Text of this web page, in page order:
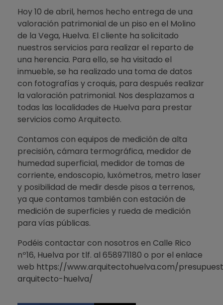
Hoy 10 de abril, hemos hecho entrega de una
valoración patrimonial de un piso en el Molino
de la Vega, Huelva. El cliente ha solicitado
nuestros servicios para realizar el reparto de
una herencia. Para ello, se ha visitado el
inmueble, se ha realizado una toma de datos
con fotografías y croquis, para después realizar
la valoración patrimonial. Nos desplazamos a
todas las localidades de Huelva para prestar
servicios como Arquitecto.
Contamos con equipos de medición de alta
precisión, cámara termográfica, medidor de
humedad superficial, medidor de tomas de
corriente, endoscopio, luxómetros, metro laser
y posibilidad de medir desde pisos a terrenos,
ya que contamos también con estación de
medición de superficies y rueda de medición
para vías públicas.
Podéis contactar con nosotros en Calle Rico
nº16, Huelva por tlf. al 658971180 o por el enlace
web https://www.arquitectohuelva.com/
arquitecto-huelva/